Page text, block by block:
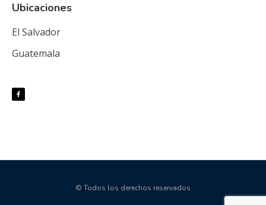
Ubicaciones
El Salvador
Guatemala
© Todos los derechos reservados